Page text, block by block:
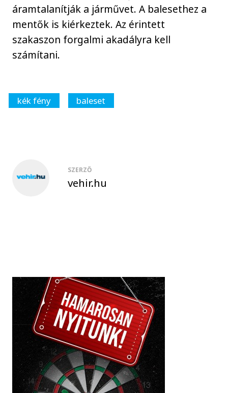
áramtalanítják a járművet. A balesethez a
mentők is kiérkeztek. Az érintett
szakaszon forgalmi akadályra kell
számítani.
kék fény baleset
SZERZŐ
vehir.hu